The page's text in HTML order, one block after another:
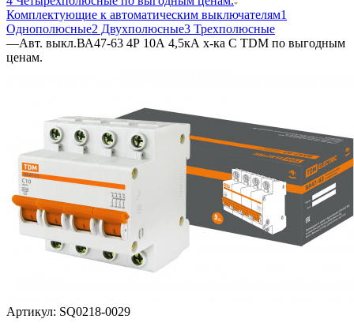
Комплектующие к автоматическим выключателям1
Однополюсные2 Двухполюсные3 Трехполюсные
—Авт. выкл.ВА47-63 4Р 10А 4,5кА х-ка С TDM по выгодным
ценам.
Артикул: SQ0218-0029